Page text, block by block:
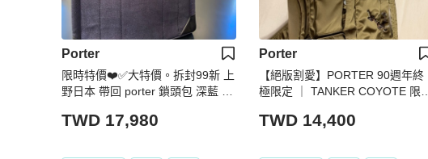
Porter
限時特價❤️✅大特價。拆封99新 上
野日本 帶回 porter 鎖頭包 深藍 真
TWD 17,980
Porter
【絕版割愛】PORTER 90週年終
極限定 ｜ TANKER COYOTE 限量
TWD 14,400